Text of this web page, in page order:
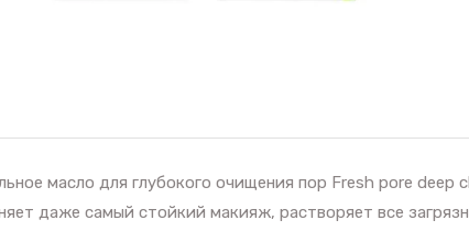
масло для глубокого очищения пор Fresh pore
даже самый стойкий макияж, растворяет все